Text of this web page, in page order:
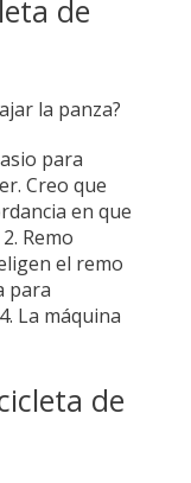
de
la panza?
para
Creo que
en que
Remo
el remo
para
La máquina
de